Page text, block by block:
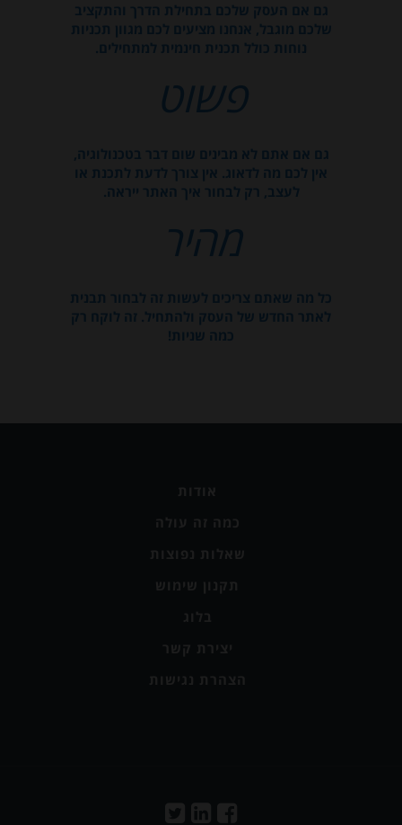
גם אם העסק שלכם בתחילת הדרך והתקציב
שלכם מוגבל, אנחנו מציעים לכם מגוון תכניות
נוחות כולל תכנית חינמית למתחילים.
פשוט
גם אם אתם לא מבינים שום דבר בטכנולוגיה,
אין לכם מה לדאוג. אין צורך לדעת לתכנת או
לעצב, רק לבחור איך האתר ייראה.
מהיר
כל מה שאתם צריכים לעשות זה לבחור תבנית
לאתר החדש של העסק ולהתחיל. זה לוקח רק
כמה שניות!